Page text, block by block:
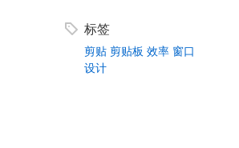
标签
剪贴 剪贴板 效率 窗口
设计